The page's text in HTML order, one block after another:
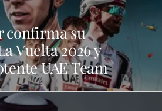
confirma su
Vuelta 2026 y
UAE Team